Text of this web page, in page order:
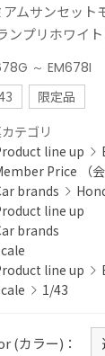
アムサンセット
ンプリホワイ
～ EM678I
限定品
テゴリ
line up
Price （会
brands
line up
brands
line up
1/43
(カラー)